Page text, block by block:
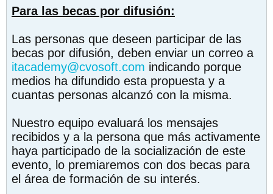
Para las becas por difusión:
Las personas que deseen participar de las
becas por difusión, deben enviar un correo a
itacademy@cvosoft.com indicando porque
medios ha difundido esta propuesta y a
cuantas personas alcanzó con la misma.
Nuestro equipo evaluará los mensajes
recibidos y a la persona que más activamente
haya participado de la socialización de este
evento, lo premiaremos con dos becas para
el área de formación de su interés.